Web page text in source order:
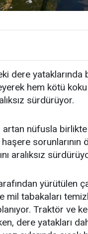
dere yataklarında
hem kötü
sürdürüyor.
nüfusla
sorunlarının
aralıksız
yürütülen
mil tabakaları
Traktör ve
dere yatakları